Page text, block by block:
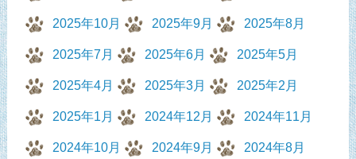
2025年10月 2025年9月 2025年8月
2025年7月 2025年6月 2025年5月
2025年4月 2025年3月 2025年2月
2025年1月 2024年12月 2024年11月
2024年10月 2024年9月 2024年8月